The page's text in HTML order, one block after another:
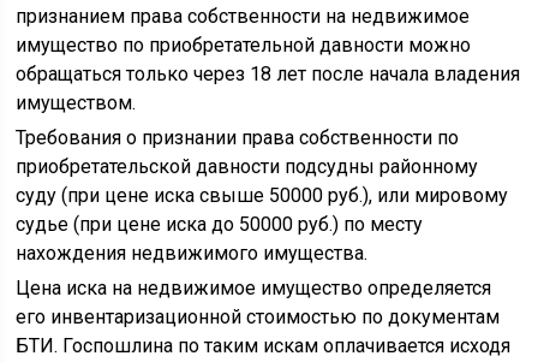
признанием права собственности на недвижимое
имущество по приобретательной давности можно
обращаться только через 18 лет после начала владения
имуществом.
Требования о признании права собственности по
приобретательской давности подсудны районному
суду (при цене иска свыше 50000 руб.), или мировому
судье (при цене иска до 50000 руб.) по месту
нахождения недвижимого имущества.
Цена иска на недвижимое имущество определяется
его инвентаризационной стоимостью по документам
БТИ. Госпошлина по таким искам оплачивается исходя